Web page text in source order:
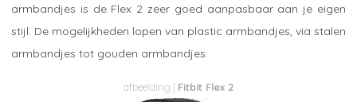
armbandjes is de Flex 2 zeer goed aanpasbaar aan je eigen
stijl. De mogelijkheden lopen van plastic armbandjes, via stalen
armbandjes tot gouden armbandjes.
Fitbit Flex 2